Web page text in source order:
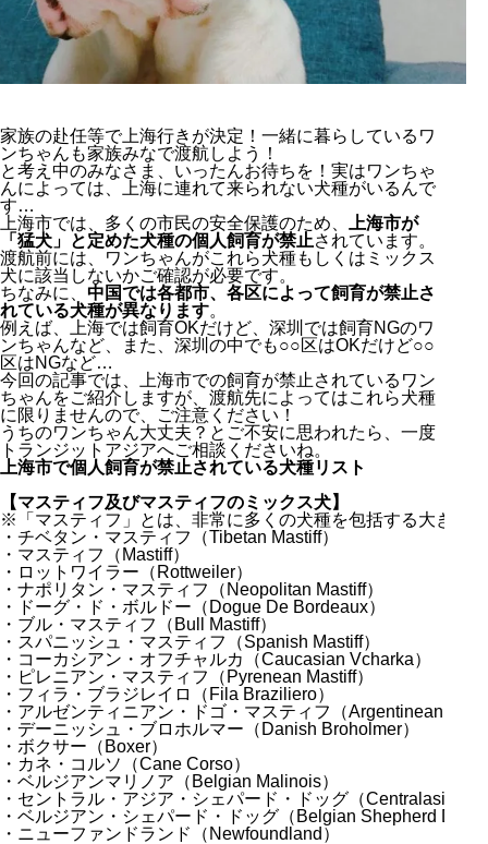
家族の赴任等で上海行きが決定！一緒に暮らしているワ
ンちゃんも家族みなで渡航しよう！
と考え中のみなさま、いったんお待ちを！実はワンちゃ
んによっては、上海に連れて来られない犬種がいるんで
す…
上海市では、多くの市民の安全保護のため、
上海市が
「猛犬」と定めた犬種の個人飼育が禁止されています。
渡航前には、ワンちゃんがこれら犬種もしくはミックス
犬に該当しないかご確認が必要です。
ちなみに、 中国では各都市、各区によって飼育が禁止さ
れている犬種が異なります。
例えば、上海では飼育OKだけど、深圳では飼育NGのワ
ンちゃんなど、また、深圳の中でも○○区はOKだけど○○
区はNGなど…
今回の記事では、上海市での飼育が禁止されているワン
ちゃんをご紹介しますが、渡航先によってはこれら犬種
に限りませんので、ご注意ください！
うちのワンちゃん大丈夫？とご不安に思われたら、一度
トランジットアジアへご相談くださいね。
上海市で個人飼育が禁止されている犬種リスト
【マスティフ及びマスティフのミックス犬】
※「マスティフ」とは、非常に多くの犬種を包括する大きな
・チベタン・マスティフ（Tibetan Mastiff）
・マスティフ（Mastiff）
・ロットワイラー（Rottweiler）
・ナポリタン・マスティフ（Neopolitan Mastiff）
・ドーグ・ド・ボルドー（Dogue De Bordeaux）
・ブル・マスティフ（Bull Mastiff）
・スパニッシュ・マスティフ（Spanish Mastiff）
・コーカシアン・オフチャルカ（Caucasian Vcharka）
・ピレニアン・マスティフ（Pyrenean Mastiff）
・フィラ・ブラジレイロ（Fila Braziliero）
・アルゼンティニアン・ドゴ・マスティフ（Argentinean
・デーニッシュ・ブロホルマー（Danish Broholmer）
・ボクサー（Boxer）
・カネ・コルソ（Cane Corso）
・ベルジアンマリノア（Belgian Malinois）
・セントラル・アジア・シェパード・ドッグ（Centralasian
・ベルジアン・シェパード・ドッグ（Belgian Shepherd Dog
・ニューファンドランド（Newfoundland）